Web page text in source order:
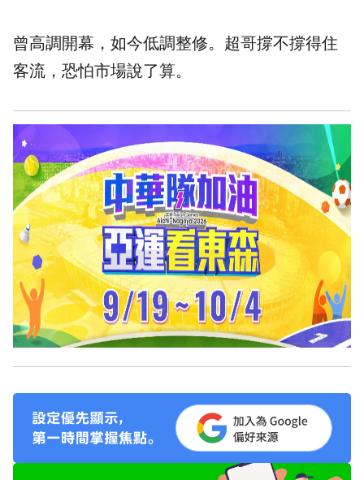
曾高調開幕，如今低調整修。超哥撐不撐得住
客流，恐怕市場說了算。